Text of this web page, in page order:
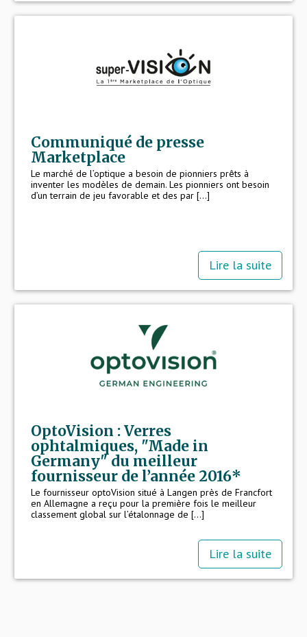
Communiqué de presse
Marketplace
Le marché de l’optique a besoin de pionniers prêts à
inventer les modèles de demain. Les pionniers ont besoin
d’un terrain de jeu favorable et des par [...]
Lire la suite
OptoVision : Verres
ophtalmiques, "Made in
Germany" du meilleur
fournisseur de l’année 2016*
Le fournisseur optoVision situé à Langen près de Francfort
en Allemagne a reçu pour la première fois le meilleur
classement global sur l’étalonnage de [...]
Lire la suite